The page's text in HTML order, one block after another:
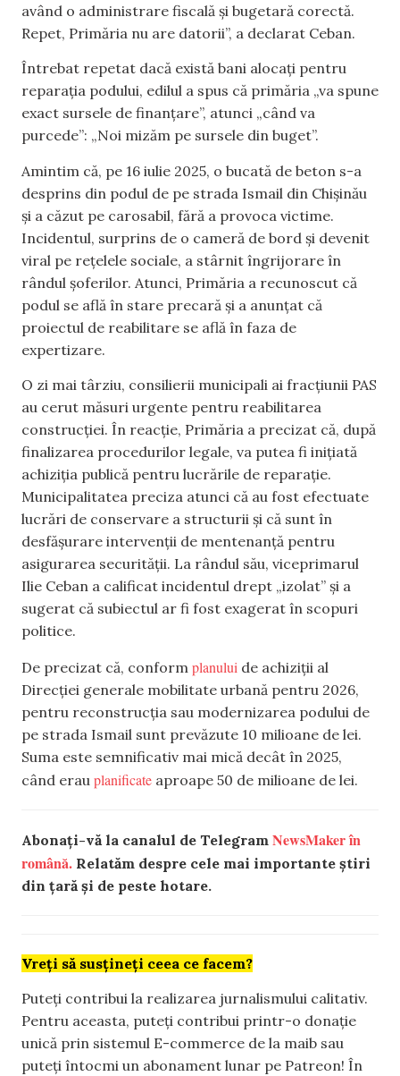
având o administrare fiscală și bugetară corectă.
Repet, Primăria nu are datorii”, a declarat Ceban.
Întrebat repetat dacă există bani alocați pentru
reparația podului, edilul a spus că primăria „va spune
exact sursele de finanțare”, atunci „când va
purcede”: „Noi mizăm pe sursele din buget”.
Amintim că, pe 16 iulie 2025, o bucată de beton s-a
desprins din podul de pe strada Ismail din Chișinău
și a căzut pe carosabil, fără a provoca victime.
Incidentul, surprins de o cameră de bord și devenit
viral pe rețelele sociale, a stârnit îngrijorare în
rândul șoferilor. Atunci, Primăria a recunoscut că
podul se află în stare precară și a anunțat că
proiectul de reabilitare se află în faza de
expertizare.
O zi mai târziu, consilierii municipali ai fracțiunii PAS
au cerut măsuri urgente pentru reabilitarea
construcției. În reacție, Primăria a precizat că, după
finalizarea procedurilor legale, va putea fi inițiată
achiziția publică pentru lucrările de reparație.
Municipalitatea preciza atunci că au fost efectuate
lucrări de conservare a structurii și că sunt în
desfășurare intervenții de mentenanță pentru
asigurarea securității. La rândul său, viceprimarul
Ilie Ceban a calificat incidentul drept „izolat” și a
sugerat că subiectul ar fi fost exagerat în scopuri
politice.
De precizat că, conform planului de achiziții al
Direcției generale mobilitate urbană pentru 2026,
pentru reconstrucția sau modernizarea podului de
pe strada Ismail sunt prevăzute 10 milioane de lei.
Suma este semnificativ mai mică decât în 2025,
când erau planificate aproape 50 de milioane de lei.
Abonați-vă la canalul de Telegram NewsMaker în
română. Relatăm despre cele mai importante știri
din țară și de peste hotare.
Vreți să susțineți ceea ce facem?
Puteți contribui la realizarea jurnalismului calitativ.
Pentru aceasta, puteți contribui printr-o donație
unică prin sistemul E-commerce de la maib sau
puteți întocmi un abonament lunar pe Patreon! În